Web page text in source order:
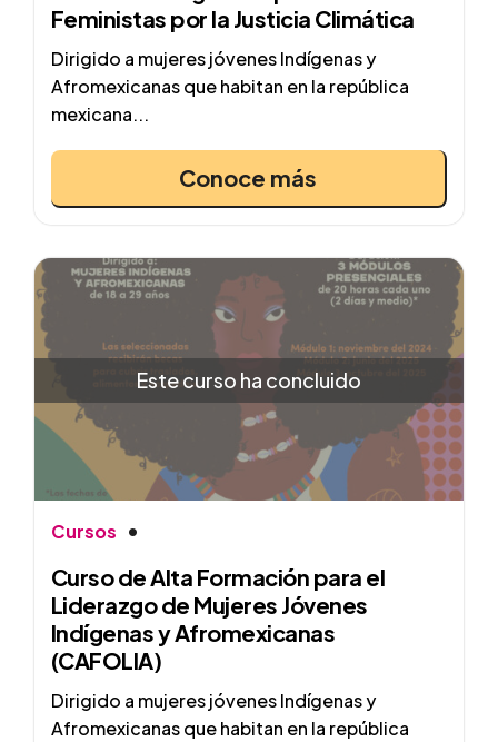
Feministas por la Justicia Climática
Dirigido a mujeres jóvenes Indígenas y
Afromexicanas que habitan en la república
mexicana...
Conoce más
Este curso ha concluido
Curso de Alta Formación para el
Liderazgo de Mujeres Jóvenes
Indígenas y Afromexicanas
(CAFOLIA)
Cursos
Dirigido a mujeres jóvenes Indígenas y
Afromexicanas que habitan en la república